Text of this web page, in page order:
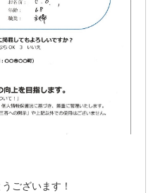
ございます！